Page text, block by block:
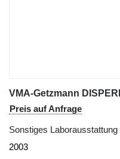
VMA-Getzmann
Preis auf Anfrage
Sonstiges Laborausstattung
2003